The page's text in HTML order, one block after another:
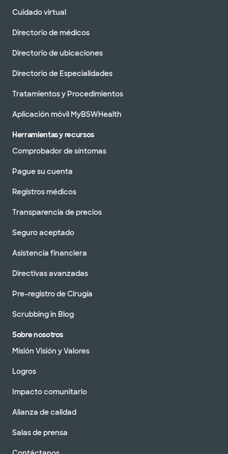
Cuidado virtual
Directorio de médicos
Directorio de ubicaciones
Directorio de Especialidades
Tratamientos y Procedimientos
Aplicación móvil MyBSWHealth
Herramientas y recursos
Comprobador de síntomas
Pague su cuenta
Registros médicos
Transparencia de precios
Seguro aceptado
Asistencia financiera
Directivas avanzadas
Pre-registro de Cirugía
Scrubbing in Blog
Sobre nosotros
Misión Visión y Valores
Logros
Impacto comunitario
Alianza de calidad
Salas de prensa